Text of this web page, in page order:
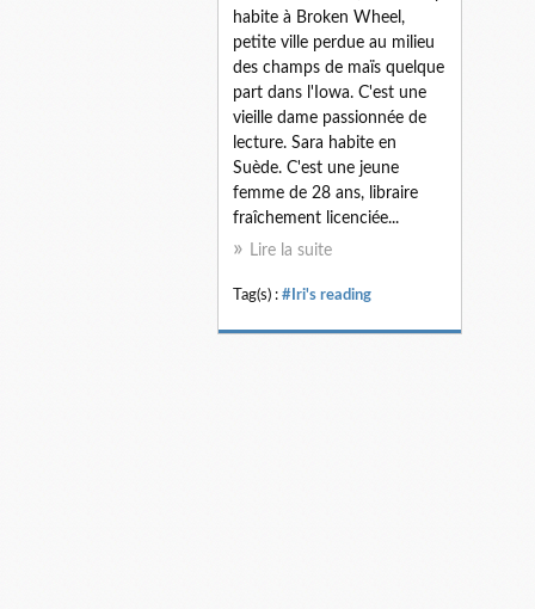
habite à Broken Wheel,
petite ville perdue au milieu
des champs de maïs quelque
part dans l'Iowa. C'est une
vieille dame passionnée de
lecture. Sara habite en
Suède. C'est une jeune
femme de 28 ans, libraire
fraîchement licenciée...
Lire la suite
Tag(s) : #Iri's reading